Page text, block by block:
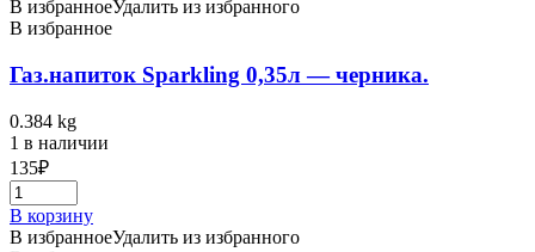
В избранноеУдалить из избранного
В избранное
Газ.напиток Sparkling 0,35л — черника.
0.384 kg
1 в наличии
135₽
В корзину
В избранноеУдалить из избранного